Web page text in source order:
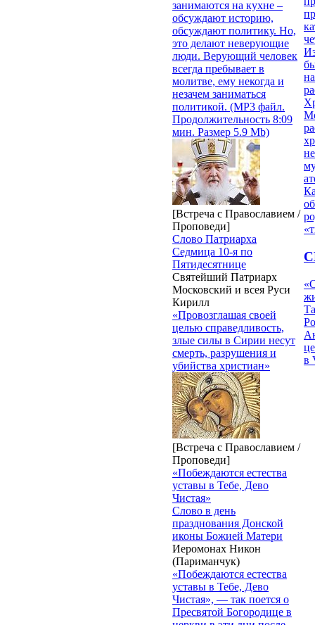
занимаются на кухне –
обсуждают историю,
обсуждают политику. Но,
это делают неверующие
люди. Верующий человек
всегда пребывает в
молитве, ему некогда и
незачем заниматься
политикой. (MP3 файл.
Продолжительность 8:09
мин. Размер 5.9 Mb)
[Встреча с Православием /
Проповеди]
Слово Патриарха
Седмица 10-я по
Пятидесятнице
Святейший Патриарх
Московский и всея Руси
Кирилл
«Провозглашая своей
целью справедливость,
злые силы в Сирии несут
смерть, разрушения и
убийства христиан»
[Встреча с Православием /
Проповеди]
«Побеждаются естества
уставы в Тебе, Дево
Чистая»
Слово в день
празднования Донской
иконы Божией Матери
Иеромонах Никон
(Париманчук)
«Побеждаются естества
уставы в Тебе, Дево
Чистая», — так поется о
Пресвятой Богородице в
в